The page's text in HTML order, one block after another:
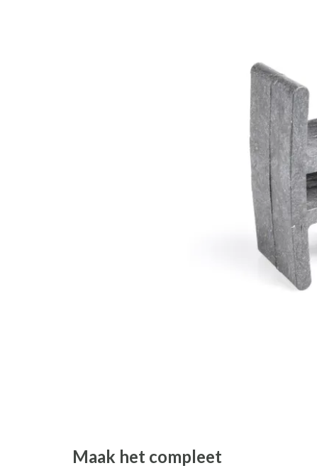
Maak het compleet